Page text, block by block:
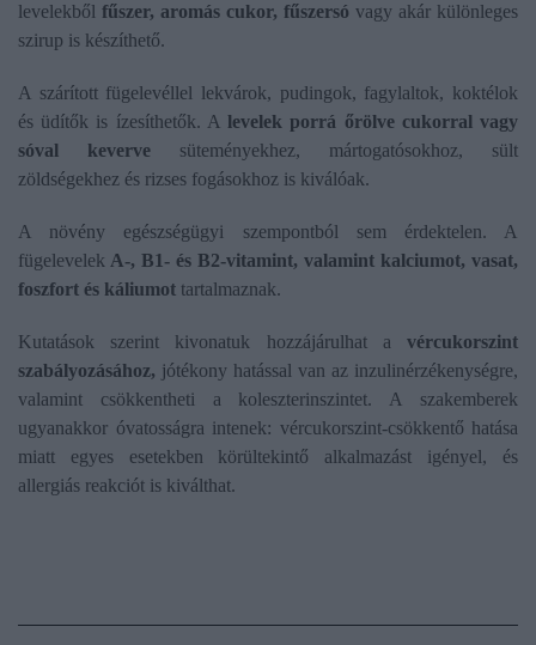
levelekből fűszer, aromás cukor, fűszersó vagy akár különleges
szirup is készíthető.
A szárított fügelevéllel lekvárok, pudingok, fagylaltok, koktélok
és üdítők is ízesíthetők. A levelek porrá őrölve cukorral vagy
sóval keverve süteményekhez, mártogatósokhoz, sült
zöldségekhez és rizses fogásokhoz is kiválóak.
A növény egészségügyi szempontból sem érdektelen. A
fügelevelek A-, B1- és B2-vitamint, valamint kalciumot, vasat,
foszfort és káliumot tartalmaznak.
Kutatások szerint kivonatuk hozzájárulhat a vércukorszint
szabályozásához, jótékony hatással van az inzulinérzékenységre,
valamint csökkentheti a koleszterinszintet. A szakemberek
ugyanakkor óvatosságra intenek: vércukorszint-csökkentő hatása
miatt egyes esetekben körültekintő alkalmazást igényel, és
allergiás reakciót is kiválthat.